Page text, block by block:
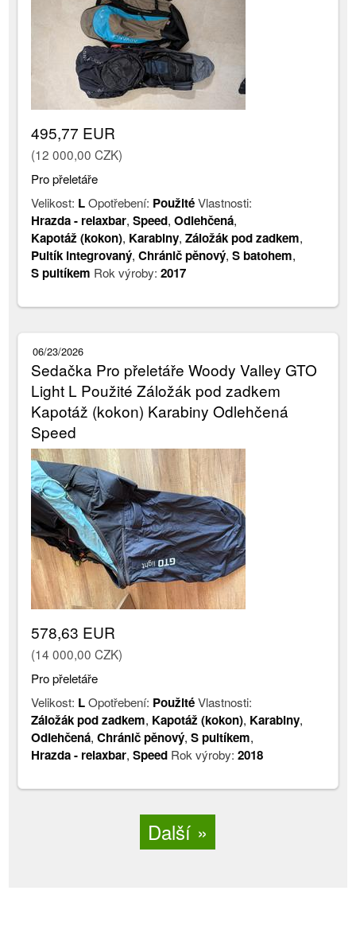
495,77 EUR
(12 000,00 CZK)
Pro přeletáře
Velikost: LOpotřebení: PoužitéVlastnosti:
Hrazda - relaxbar,Speed,Odlehčená,
Kapotáž (kokon), Karabiny,Záložák pod zadkem,
Pultík integrovaný,Chránič pěnový,S batohem,
S pultíkem Rok výroby:2017
06/23/2026
Sedačka Pro přeletáře Woody Valley GTO
Light L Použité Záložák pod zadkem
Kapotáž (kokon) Karabiny Odlehčená
Speed
578,63 EUR
(14 000,00 CZK)
Pro přeletáře
Velikost: LOpotřebení: PoužitéVlastnosti:
Záložák pod zadkem, Kapotáž (kokon), Karabiny,
Odlehčená,Chránič pěnový,S pultíkem,
Hrazda - relaxbar,Speed Rok výroby:2018
Další